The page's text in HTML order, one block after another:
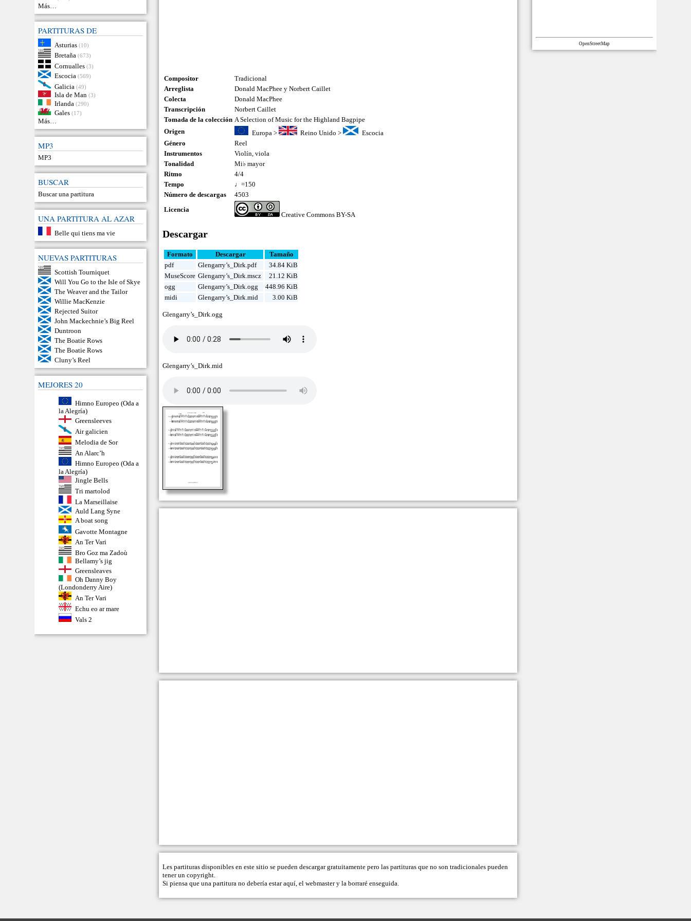
Más…
PARTITURAS DE
Asturias (10)
Bretaña (673)
Cornualles (3)
Escocia (569)
Galicia (49)
Isla de Man (3)
Irlanda (290)
Gales (17)
Más…
MP3
MP3
BUSCAR
Buscar una partitura
UNA PARTITURA AL AZAR
Belle qui tiens ma vie
NUEVAS PARTITURAS
Scottish Tourniquet
Will You Go to the Isle of Skye
The Weaver and the Tailor
Willie MacKenzie
Rejected Suitor
John Mackechnie’s Big Reel
Duntroon
The Boatie Rows
The Boatie Rows
Cluny’s Reel
MEJORES 20
Himno Europeo (Oda a
la Alegría)
Greensleeves
Air galicien
Melodia de Sor
An Alarc’h
Himno Europeo (Oda a
la Alegría)
Jingle Bells
Tri martolod
La Marseillaise
Auld Lang Syne
A boat song
Gavotte Montagne
An Ter Vari
Bro Goz ma Zadoù
Bellamy’s jig
Greensleaves
Oh Danny Boy
(Londonderry Aire)
An Ter Vari
Echu eo ar mare
Vals 2
Compositor
Tradicional
Arreglista
Donald MacPhee y Norbert Caillet
Colecta
Donald MacPhee
Transcripción
Norbert Caillet
Tomada de la colección A Selection of Music for the Highland Bagpipe
Origen
Europa > Reino Unido >
Escocia
Género
Reel
Instrumentos
Violín ,viola
Tonalidad
Mi♭ mayor
Ritmo
4/4
Tempo
♩=150
Número de descargas
4503
Licencia
Creative Commons BY-SA
Descargar
Formato Descargar
Tamaño
pdf
Glengarry’s_Dirk.pdf
34.84 KiB
MuseScore Glengarry’s_Dirk.mscz
21.12 KiB
ogg
Glengarry’s_Dirk.ogg
448.96 KiB
midi
Glengarry’s_Dirk.mid 3.00 KiB
Glengarry’s_Dirk.ogg
Glengarry’s_Dirk.mid
Les partituras disponibles en este sitio se pueden descargar gratuitamente pero las partituras que no son tradicionales pueden
tener un copyright.
Si piensa que una partitura no debería estar aquí, elwebmastery la borraré enseguida.
OpenStreetMap